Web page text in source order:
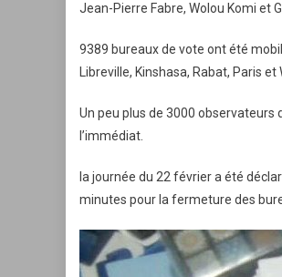
Jean-Pierre Fabre, Wolou Komi et
9389 bureaux de vote ont été
Libreville, Kinshasa, Rabat, Paris
Un peu plus de 3000
l’immédiat.
la journée du 22 février a été
minutes pour la fermeture des